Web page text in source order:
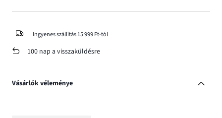
Ingyenes szállítás 15 999 Ft-tól
100 nap a visszaküldésre
Vásárlók véleménye